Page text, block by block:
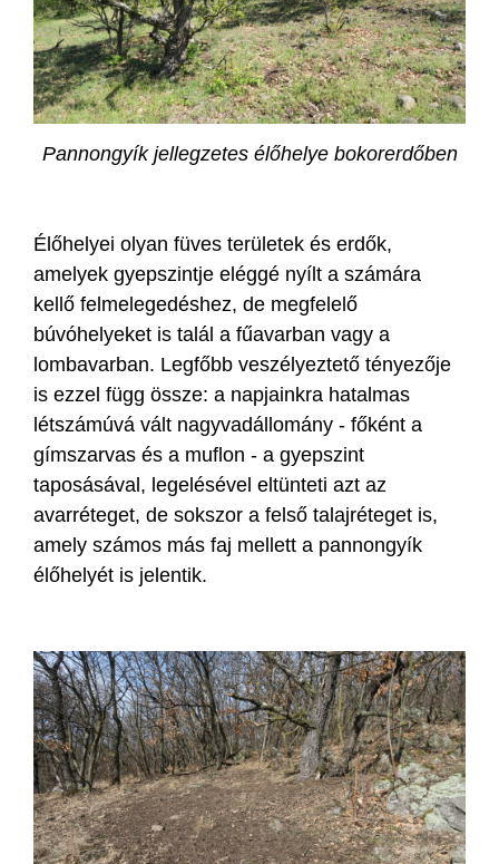
Pannongyík jellegzetes élőhelye bokorerdőben
Élőhelyei olyan füves területek és erdők,
amelyek gyepszintje eléggé nyílt a számára
kellő felmelegedéshez, de megfelelő
búvóhelyeket is talál a fűavarban vagy a
lombavarban. Legfőbb veszélyeztető tényezője
is ezzel függ össze: a napjainkra hatalmas
létszámúvá vált nagyvadállomány - főként a
gímszarvas és a muflon - a gyepszint
taposásával, legelésével eltünteti azt az
avarréteget, de sokszor a felső talajréteget is,
amely számos más faj mellett a pannongyík
élőhelyét is jelentik.